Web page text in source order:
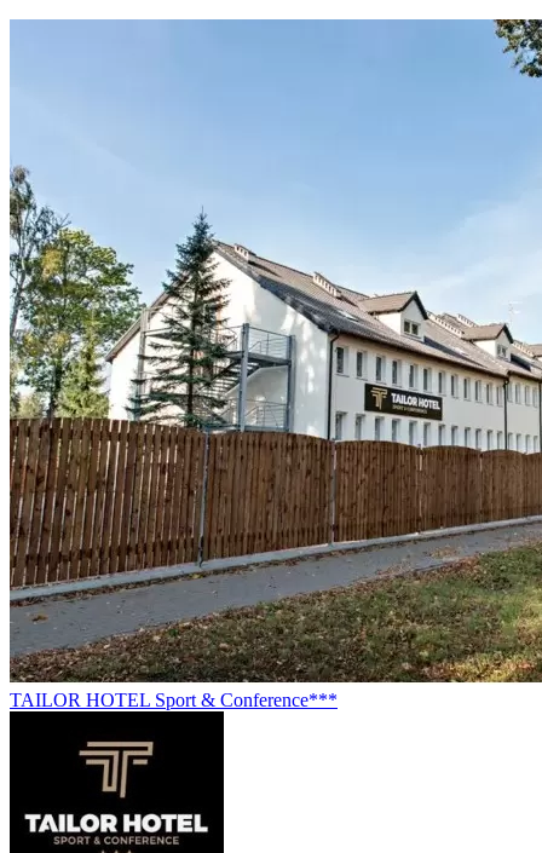
TAILOR HOTEL Sport & Conference***